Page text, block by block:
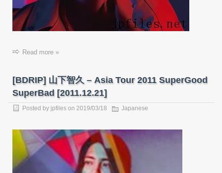
Read more »
[BDRIP] 山下智久 – Asia Tour 2011 SuperGood
SuperBad [2011.12.21]
Posted by jpfiles on 2019/03/18 Japanese